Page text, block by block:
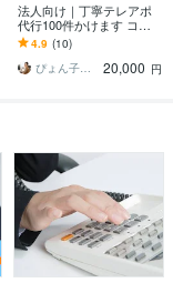
法人向け｜丁寧テレアポ
代行100件かけます コー
ルセンター元女性管理者
が対応で自然な営業をサ
ポート
4.9 (10)
ぴょん子｜元IT勤務マルチクリエイター
20,000 円